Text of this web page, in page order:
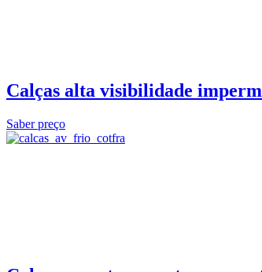
Calças alta visibilidade
Saber preço